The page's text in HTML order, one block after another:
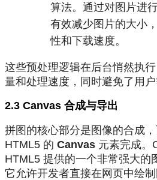
算法。通过对图片进
有效减少图片的大小
性和下载速度。
这些预处理逻辑在后台悄然执
量和处理速度，同时避免了用户
2.3 Canvas 合成与导出
拼图的核心部分是图像的合成
HTML5 的 Canvas 元素完成。
HTML5 提供的一个非常强大的
它允许开发者直接在网页中绘